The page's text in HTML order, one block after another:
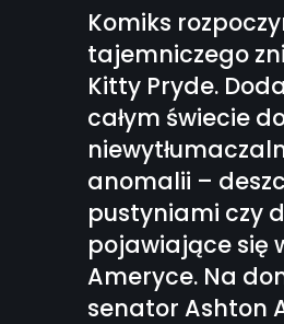
Komiks
tajemniczego
Kitty Pryde.
całym świecie
anomalii –
pustyniami czy
pojawiające się
Ameryce. Na
senator Ashton